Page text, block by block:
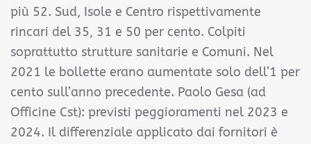
più 52. Sud, Isole e Centro rispettivamente
rincari del 35, 31 e 50 per cento. Colpiti
soprattutto strutture sanitarie e Comuni. Nel
2021 le bollette erano aumentate solo dell’1 per
cento sull’anno precedente. Paolo Gesa (ad
Officine Cst): previsti peggioramenti nel 2023 e
2024. Il differenziale applicato dai fornitori è